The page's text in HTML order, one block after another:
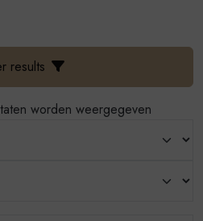
results
worden weergegeven